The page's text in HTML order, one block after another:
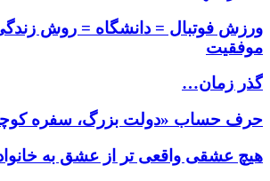
ورزش فوتبال = دانشگاه = روش
موفقیت
گذر زمان…
حرف حساب «دولت بزرگ، سفره
هیچ عشقی واقعی تر از عشق به